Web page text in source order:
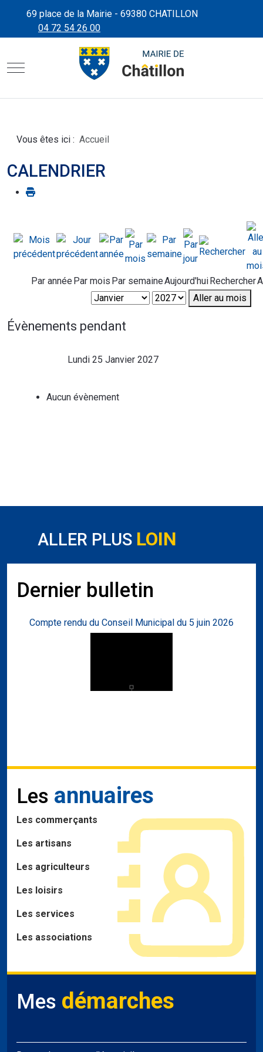
69 place de la Mairie - 69380 CHATILLON
04 72 54 26 00
CHÂTILLON D'AZERGUES"
SITE OFFICIEL DE LA MAIRIE
Mobile Menu Toggle
Vous êtes ici : Accueil
CALENDRIER
Par annéePar mois Par semaineAujourd'huiRechercher
Aller au mois
Évènements pendant
Lundi 25 Janvier 2027
Aucun évènement
ALLER PLUS LOIN
Dernier bulletin
Compte rendu du Conseil Municipal du 5 juin 2026
Les annuaires
Les commerçants
Les artisans
Les agriculteurs
Les loisirs
Les services
Les associations
Mes démarches